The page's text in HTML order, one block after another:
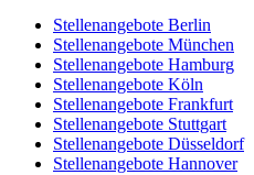
Stellenangebote Berlin
Stellenangebote München
Stellenangebote Hamburg
Stellenangebote Köln
Stellenangebote Frankfurt
Stellenangebote Stuttgart
Stellenangebote Düsseldorf
Stellenangebote Hannover